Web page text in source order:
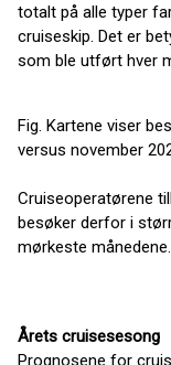
totalt på alle typer
cruiseskip. Det er
som ble utført hver
Fig. Kartene viser
versus november
Cruiseoperatørene
besøker derfor i
mørkeste månedene.
Årets cruisesesong
Prognosene for